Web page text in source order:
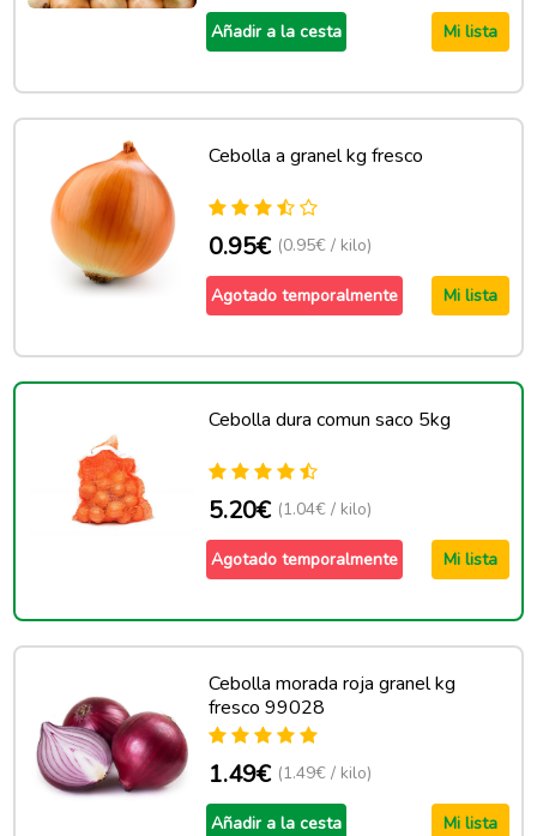
Añadir a la cesta Mi lista
Cebolla a granel kg fresco
0.95€ (0.95€ / kilo)
Agotado temporalmente Mi lista
Cebolla dura comun saco 5kg
5.20€ (1.04€ / kilo)
Agotado temporalmente Mi lista
Cebolla morada roja granel kg
fresco 99028
1.49€ (1.49€ / kilo)
Añadir a la cesta Mi lista